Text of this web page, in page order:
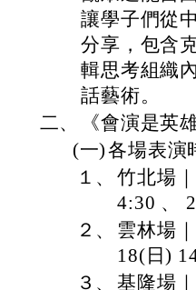
讓學子們從
分享，包含
輯思考組織
話藝術。
二、
《會演是英
(一)各場表演
１、 竹北場
4:30 、
２、
雲林場
18(日)
３、 基隆場